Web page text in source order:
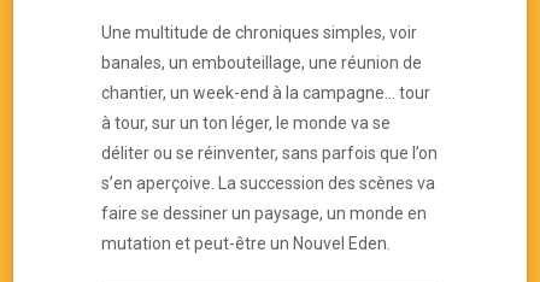
Une multitude de chroniques simples, voir
banales, un embouteillage, une réunion de
chantier, un week-end à la campagne… tour
à tour, sur un ton léger, le monde va se
déliter ou se réinventer, sans parfois que l’on
s’en aperçoive. La succession des scènes va
faire se dessiner un paysage, un monde en
mutation et peut-être un Nouvel Eden.